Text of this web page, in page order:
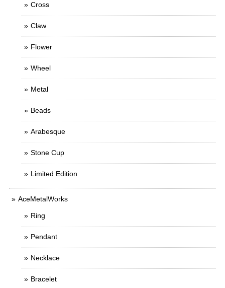
Cross
Claw
Flower
Wheel
Metal
Beads
Arabesque
Stone Cup
Limited Edition
AceMetalWorks
Ring
Pendant
Necklace
Bracelet